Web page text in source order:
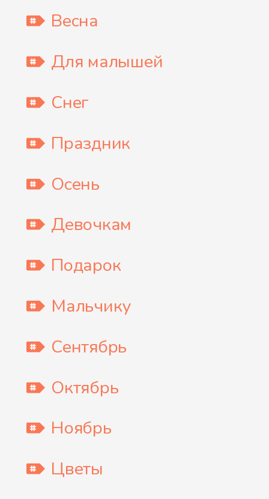
Весна
Для малышей
Снег
Праздник
Осень
Девочкам
Подарок
Мальчику
Сентябрь
Октябрь
Ноябрь
Цветы